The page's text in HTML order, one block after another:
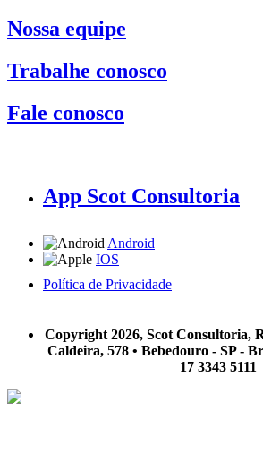
Nossa equipe
Trabalhe conosco
Fale conosco
App Scot Consultoria
Android
IOS
Política de Privacidade
Copyright 2026, Scot Consultoria,
Caldeira, 578 • Bebedouro - SP -
17 3343 5111